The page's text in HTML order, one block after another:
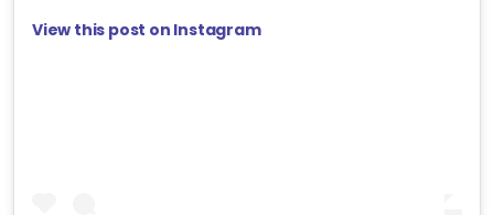
View this post on Instagram